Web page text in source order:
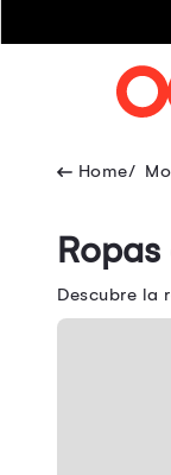
Descubre la